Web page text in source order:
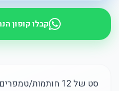
קבלו קופון
סט של 12 חותמות/